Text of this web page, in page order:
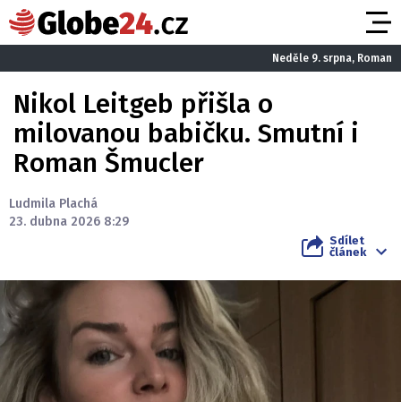
Neděle 9. srpna, Roman
Nikol Leitgeb přišla o
milovanou babičku. Smutní i
Roman Šmucler
Ludmila Plachá
23. dubna 2026 8:29
Sdílet
článek